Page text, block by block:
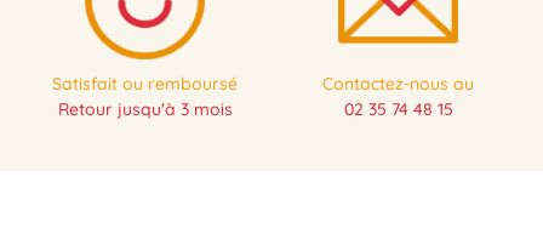
Satisfait ou remboursé
Retour jusqu'à 3 mois
Contactez-nous au
02 35 74 48 15